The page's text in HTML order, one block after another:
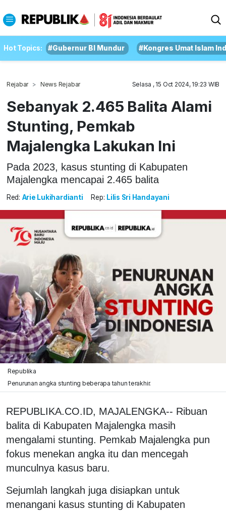
Hot Topics: #Gubernur BI Mundur #Kongres Umat Islam
Rejabar News Rejabar Selasa , 15 Oct 2024, 19:23 WIB
Sebanyak 2.465 Balita Alami
Stunting, Pemkab
Majalengka Lakukan Ini
Pada 2023, kasus stunting di Kabupaten
Majalengka mencapai 2.465 balita
Red: Arie Lukihardianti Rep: Lilis Sri Handayani
Republika
Penurunan angka stunting beberapa tahun terakhir.
REPUBLIKA.CO.ID, MAJALENGKA-- Ribuan
balita di Kabupaten Majalengka masih
mengalami stunting. Pemkab Majalengka pun
fokus menekan angka itu dan mencegah
munculnya kasus baru.
Sejumlah langkah juga disiapkan untuk
menangani kasus stunting di Kabupaten